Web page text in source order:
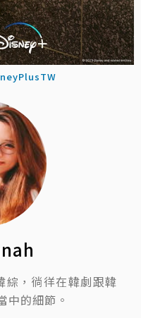
綜，徜徉在韓劇跟韓
中的細節。